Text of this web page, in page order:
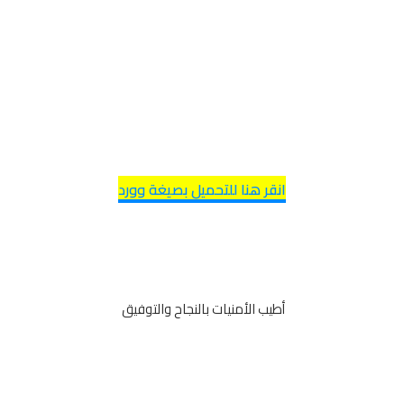
انقر هنا للتحميل بصيغة وورد
أطيب الأمنيات بالنجاح والتوفيق